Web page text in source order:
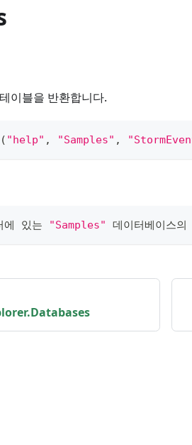
이블을 반환합니다.
( "help" , "Samples" ,
에 있는 "Samples" 데이터베이스